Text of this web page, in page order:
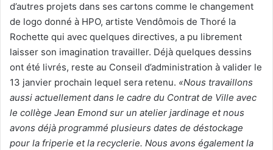
d’autres projets dans ses cartons comme le changement
de logo donné à HPO, artiste Vendômois de Thoré la
Rochette qui avec quelques directives, a pu librement
laisser son imagination travailler. Déjà quelques dessins
ont été livrés, reste au Conseil d’administration à valider le
13 janvier prochain lequel sera retenu. «Nous travaillons
aussi actuellement dans le cadre du Contrat de Ville avec
le collège Jean Emond sur un atelier jardinage et nous
avons déjà programmé plusieurs dates de déstockage
pour la friperie et la recyclerie. Nous avons également la